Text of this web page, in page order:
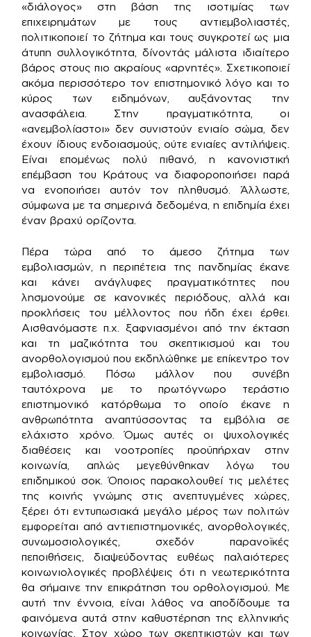
«διάλογος» στη βάση της ισοτιμίας των
επιχειρημάτων με τους αντιεμβολιαστές,
πολιτικοποιεί το ζήτημα και τους συγκροτεί ως μια
άτυπη συλλογικότητα, δίνοντάς μάλιστα ιδιαίτερο
βάρος στους πιο ακραίους «αρνητές». Σχετικοποιεί
ακόμα περισσότερο τον επιστημονικό λόγο και το
κύρος των ειδημόνων, αυξάνοντας την
ανασφάλεια. Στην πραγματικότητα, οι
«ανεμβολίαστοι» δεν συνιστούν ενιαίο σώμα, δεν
έχουν ίδιους ενδοιασμούς, ούτε ενιαίες αντιλήψεις.
Είναι επομένως πολύ πιθανό, η κανονιστική
επέμβαση του Κράτους να διαφοροποιήσει παρά
να ενοποιήσει αυτόν τον πληθυσμό. Άλλωστε,
σύμφωνα με τα σημερινά δεδομένα, η επιδημία έχει
έναν βραχύ ορίζοντα.
Πέρα τώρα από το άμεσο ζήτημα των
εμβολιασμών, η περιπέτεια της πανδημίας έκανε
και κάνει ανάγλυφες πραγματικότητες που
λησμονούμε σε κανονικές περιόδους, αλλά και
προκλήσεις του μέλλοντος που ήδη έχει έρθει.
Αισθανόμαστε π.χ. ξαφνιασμένοι από την έκταση
και τη μαζικότητα του σκεπτικισμού και του
ανορθολογισμού που εκδηλώθηκε με επίκεντρο τον
εμβολιασμό. Πόσω μάλλον που συνέβη
ταυτόχρονα με το πρωτόγνωρο τεράστιο
επιστημονικό κατόρθωμα το οποίο έκανε η
ανθρωπότητα αναπτύσσοντας τα εμβόλια σε
ελάχιστο χρόνο. Όμως αυτές οι ψυχολογικές
διαθέσεις και νοοτροπίες προϋπήρχαν στην
κοινωνία, απλώς μεγεθύνθηκαν λόγω του
επιδημικού σοκ. Όποιος παρακολουθεί τις μελέτες
της κοινής γνώμης στις ανεπτυγμένες χώρες,
ξέρει ότι εντυπωσιακά μεγάλο μέρος των πολιτών
εμφορείται από αντιεπιστημονικές, ανορθολογικές,
συνωμοσιολογικές, σχεδόν παρανοϊκές
πεποιθήσεις, διαψεύδοντας ευθέως παλαιότερες
κοινωνιολογικές προβλέψεις ότι η νεωτερικότητα
θα σήμαινε την επικράτηση του ορθολογισμού. Με
αυτή την έννοια, είναι λάθος να αποδίδουμε τα
φαινόμενα αυτά στην καθυστέρηση της ελληνικής
κοινωνίας. Στον χώρο των σκεπτικιστών και των